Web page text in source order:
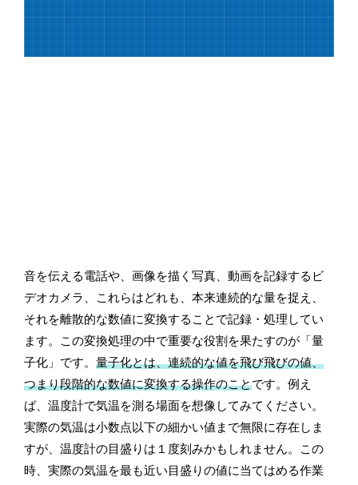
音を伝える電話や、画像を描く写真、動画を記録するビ
デオカメラ、これらはどれも、本来連続的な量を捉え、
それを離散的な数値に変換することで記録・処理してい
ます。この変換処理の中で重要な役割を果たすのが「量
子化」です。量子化とは、連続的な値を飛び飛びの値、
つまり段階的な数値に変換する操作のことです。例え
ば、温度計で気温を測る場面を想像してみてください。
実際の気温は小数点以下の細かい値まで無限に存在しま
すが、温度計の目盛りは１度刻みかもしれません。この
時、実際の気温を最も近い目盛りの値に当てはめる作業